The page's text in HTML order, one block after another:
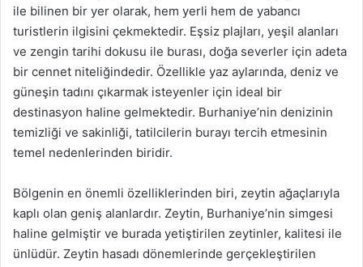
ile bilinen bir yer olarak, hem yerli hem de yabancı
turistlerin ilgisini çekmektedir. Eşsiz plajları, yeşil alanları
ve zengin tarihi dokusu ile burası, doğa severler için adeta
bir cennet niteliğindedir. Özellikle yaz aylarında, deniz ve
güneşin tadını çıkarmak isteyenler için ideal bir
destinasyon haline gelmektedir. Burhaniye’nin denizinin
temizliği ve sakinliği, tatilcilerin burayı tercih etmesinin
temel nedenlerinden biridir.
Bölgenin en önemli özelliklerinden biri, zeytin ağaçlarıyla
kaplı olan geniş alanlardır. Zeytin, Burhaniye’nin simgesi
haline gelmiştir ve burada yetiştirilen zeytinler, kalitesi ile
ünlüdür. Zeytin hasadı dönemlerinde gerçekleştirilen